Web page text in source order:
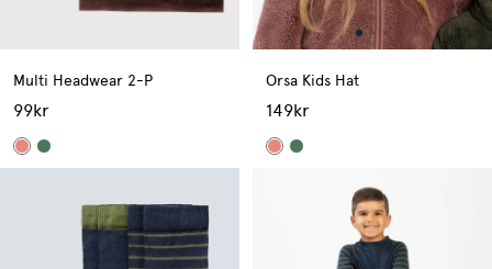
Multi Headwear 2-P
99kr
Orsa Kids Hat
149kr